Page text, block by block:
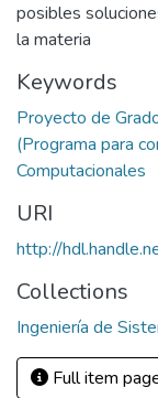
posibles
la materia
Keywords
Proyecto de
(Programa para
Computacionales
URI
http://
Collections
Ingeniería de
Full item